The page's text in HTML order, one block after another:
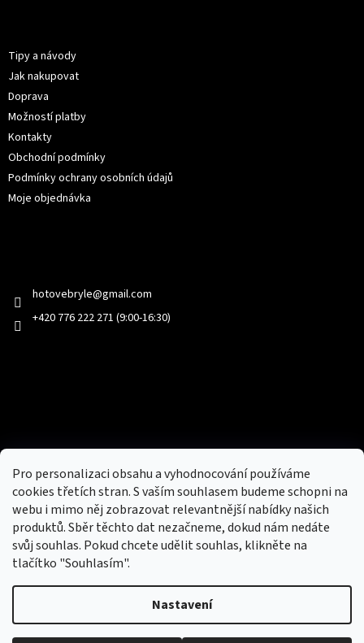
Pro personalizaci obsahu a vyhodnocování používáme
cookies třetích stran. S vaším souhlasem budeme schopni na
webu i mimo něj zobrazovat relevantnější nabídky našich
produktů. Sběr těchto dat nezačneme, dokud nám nedáte
svůj souhlas. Pokud chcete udělit souhlas, klikněte na
tlačítko "Souhlasím".
Nastavení
Tipy a návody
Jak nakupovat
Doprava
Možností platby
Kontakty
Obchodní podmínky
Podmínky ochrany osobních údajů
Moje objednávka
hotovebryle@gmail.com
+420 776 222 271 (9:00-16:30)
Nový obchod s batohy, cestovními zavazadly, tašky a peněženky